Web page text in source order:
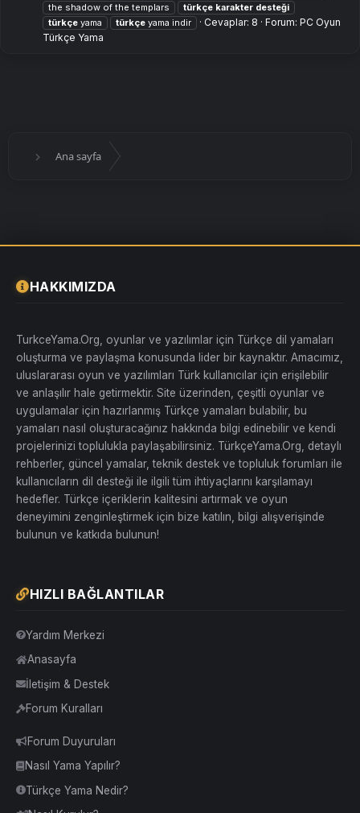
the shadow of the templars
türkçe karakter desteği
türkçe yama türkçe yama indir Cevaplar: 8 Forum: PC Oyun
Türkçe Yama
Ana sayfa
HAKKIMIZDA
TurkceYama.Org, oyunlar ve yazılımlar için Türkçe dil yamaları
oluşturma ve paylaşma konusunda lider bir kaynaktır. Amacımız,
uluslararası oyun ve yazılımları Türk kullanıcılar için erişilebilir
ve anlaşılır hale getirmektir. Site üzerinden, çeşitli oyunlar ve
uygulamalar için hazırlanmış Türkçe yamaları bulabilir, bu
yamaları nasıl oluşturacağınız hakkında bilgi edinebilir ve kendi
projelerinizi toplulukla paylaşabilirsiniz. TürkçeYama.Org, detaylı
rehberler, güncel yamalar, teknik destek ve topluluk forumları ile
kullanıcıların dil desteği ile ilgili tüm ihtiyaçlarını karşılamayı
hedefler. Türkçe içeriklerin kalitesini artırmak ve oyun
deneyimini zenginleştirmek için bize katılın, bilgi alışverişinde
bulunun ve katkıda bulunun!
HIZLI BAĞLANTILAR
Yardım Merkezi
Anasayfa
İletişim & Destek
Forum Kuralları
Forum Duyuruları
Nasıl Yama Yapılır?
Türkçe Yama Nedir?